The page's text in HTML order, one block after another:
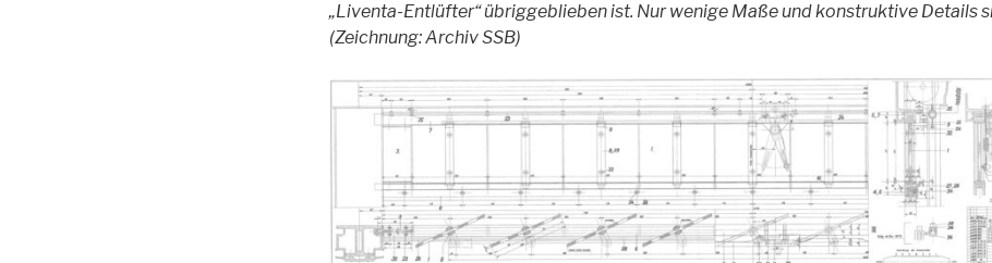
„Liventa-Entlüfter“ übriggeblieben ist. Nur wenige Maße und konstruktive Details
(Zeichnung: Archiv SSB)